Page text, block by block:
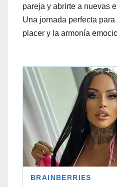
pareja y abrirte a nuevas
Una jornada perfecta
placer y la armonía